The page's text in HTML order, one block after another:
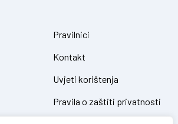
Pravilnici
Kontakt
Uvjeti korištenja
Pravila o zaštiti privatnosti